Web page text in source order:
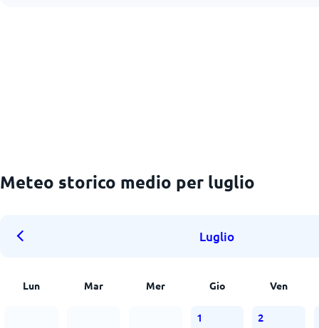
Meteo storico medio per luglio
Luglio
Lun Mar Mer Gio Ven
1 2